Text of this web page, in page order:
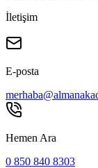
İletişim
E-posta
Hemen Ara
0 850 840 8303